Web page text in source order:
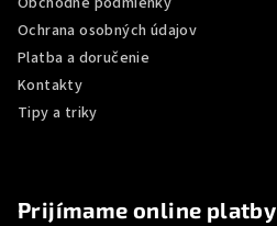
Ochrana osobných údajov
Platba a doručenie
Kontakty
Tipy a triky
Prijímame online platby